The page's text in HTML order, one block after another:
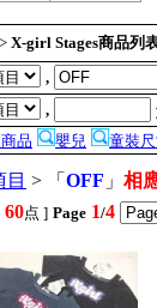
X-girl Stages商品列
,
,
品 嬰兒 童裝
目 > 「 OFF 」 相
60点 ] Page 1/4